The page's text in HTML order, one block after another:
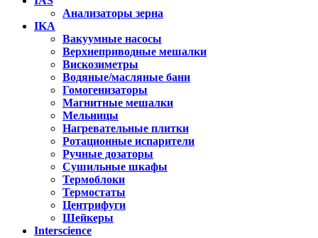
Анализаторы зерна
IKA
Вакуумные насосы
Верхнеприводные мешалки
Вискозиметры
Водяные/масляные бани
Гомогенизаторы
Магнитные мешалки
Мельницы
Нагревательные плитки
Ротационные испарители
Ручные дозаторы
Сушильные шкафы
Термоблоки
Термостаты
Центрифуги
Шейкеры
Interscience